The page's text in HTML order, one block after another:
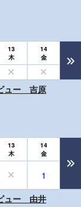
13
木
14
金
ュー 吉原
13
木
14
金
1
ュー 由井